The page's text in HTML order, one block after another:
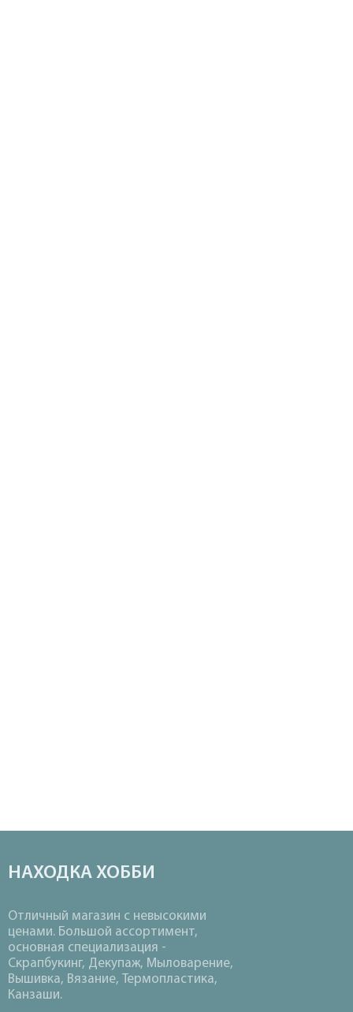
НАХОДКА ХОББИ
Отличный магазин с невысокими
ценами. Большой ассортимент,
основная специализация -
Скрапбукинг, Декупаж, Мыловарение,
Вышивка, Вязание, Термопластика,
Канзаши.